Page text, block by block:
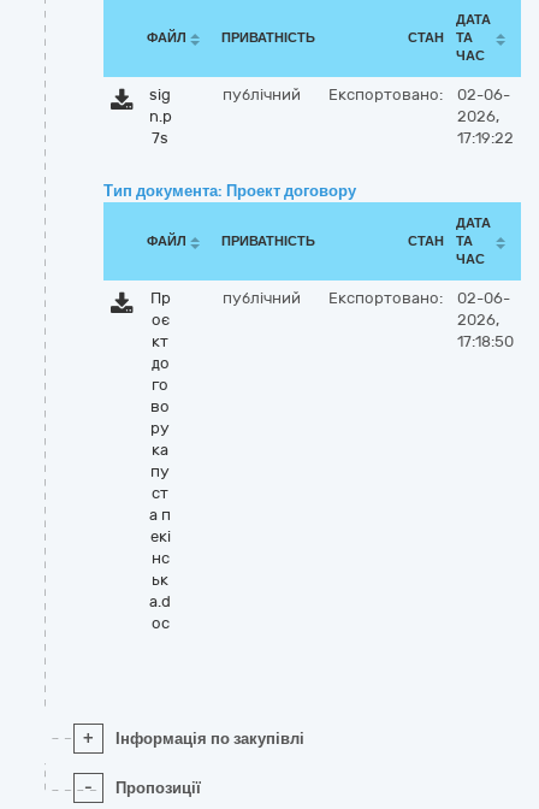
ФАЙЛ ПРИВАТНІСТЬ СТАН
ДАТА
ТА
ЧАС
sig
n.p
7s
публічний Експортовано:
02-06-
2026,
17:19:22
Тип документа: Проект договору
ФАЙЛ ПРИВАТНІСТЬ СТАН
ДАТА
ТА
ЧАС
Пр
оє
кт
до
го
во
ру
ка
пу
ст
а п
екі
нс
ьк
а.d
oc
публічний Експортовано:
02-06-
2026,
17:18:50
+ Інформація по закупівлі
- Пропозиції